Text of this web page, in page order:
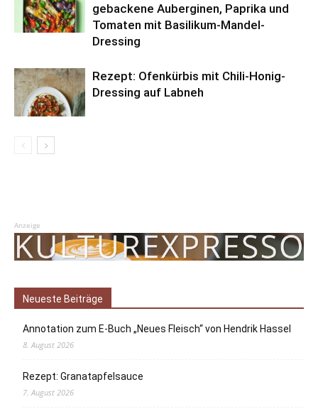
gebackene Auberginen, Paprika und
Tomaten mit Basilikum-Mandel-
Dressing
Rezept: Ofenkürbis mit Chili-Honig-
Dressing auf Labneh
Anzeige
Neueste Beiträge
Annotation zum E-Buch „Neues Fleisch“ von Hendrik Hassel
8. August 2026
Rezept: Granatapfelsauce
7. August 2026